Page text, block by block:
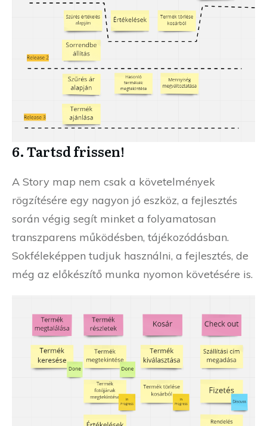
6. Tartsd frissen!
A Story map nem csak a követelmények
rögzítésére egy nagyon jó eszköz, a fejlesztés
során végig segít minket a folyamatosan
transzparens működésben, tájékozódásban.
Sokféleképpen tudjuk használni, a fejlesztés, de
még az előkészítő munka nyomon követésére is.